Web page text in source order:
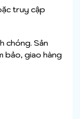
truy cập
chóng. Sản
bảo, giao hàng